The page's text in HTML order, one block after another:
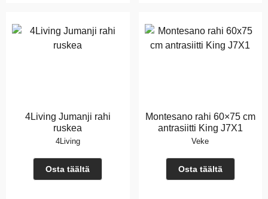
4Living Jumanji rahi
ruskea
4Living
Osta täältä
Montesano rahi 60×75 cm
antrasiitti King J7X1
Veke
Osta täältä